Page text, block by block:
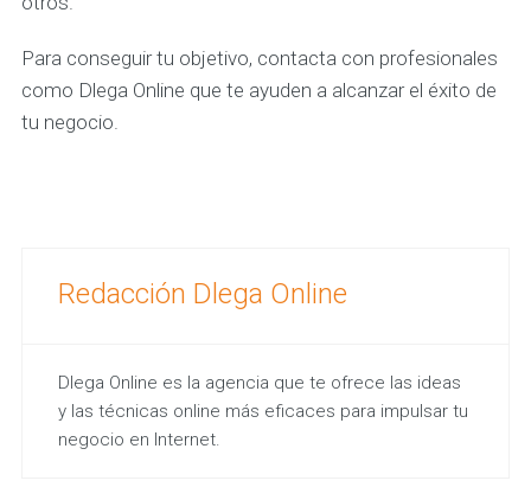
Para conseguir tu objetivo, contacta con profesionales
como Dlega Online que te ayuden a alcanzar el éxito de
tu negocio.
Redacción Dlega Online
Dlega Online es la agencia que te ofrece las ideas
y las técnicas online más eficaces para impulsar tu
negocio en Internet.